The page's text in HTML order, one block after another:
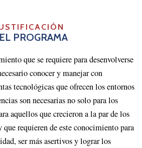
PROGRAMA
que se requiere para desenvolverse
conocer y manejar con
tecnológicas que ofrecen los entornos
son necesarias no solo para los
aquellos que crecieron a la par de los
requieren de este conocimiento para
ser más asertivos y lograr los